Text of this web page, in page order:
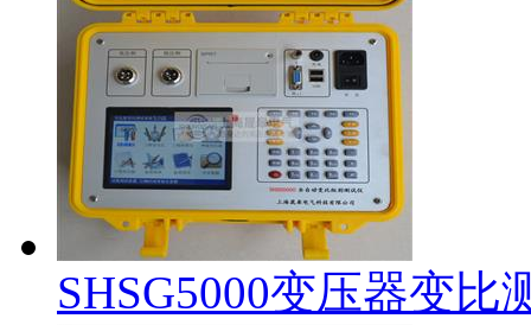
SHSG5000变压器变比